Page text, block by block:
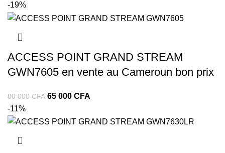
-19%
ACCESS POINT GRAND STREAM
GWN7605 en vente au Cameroun bon prix
80 000CFA 65 000 CFA
-11%